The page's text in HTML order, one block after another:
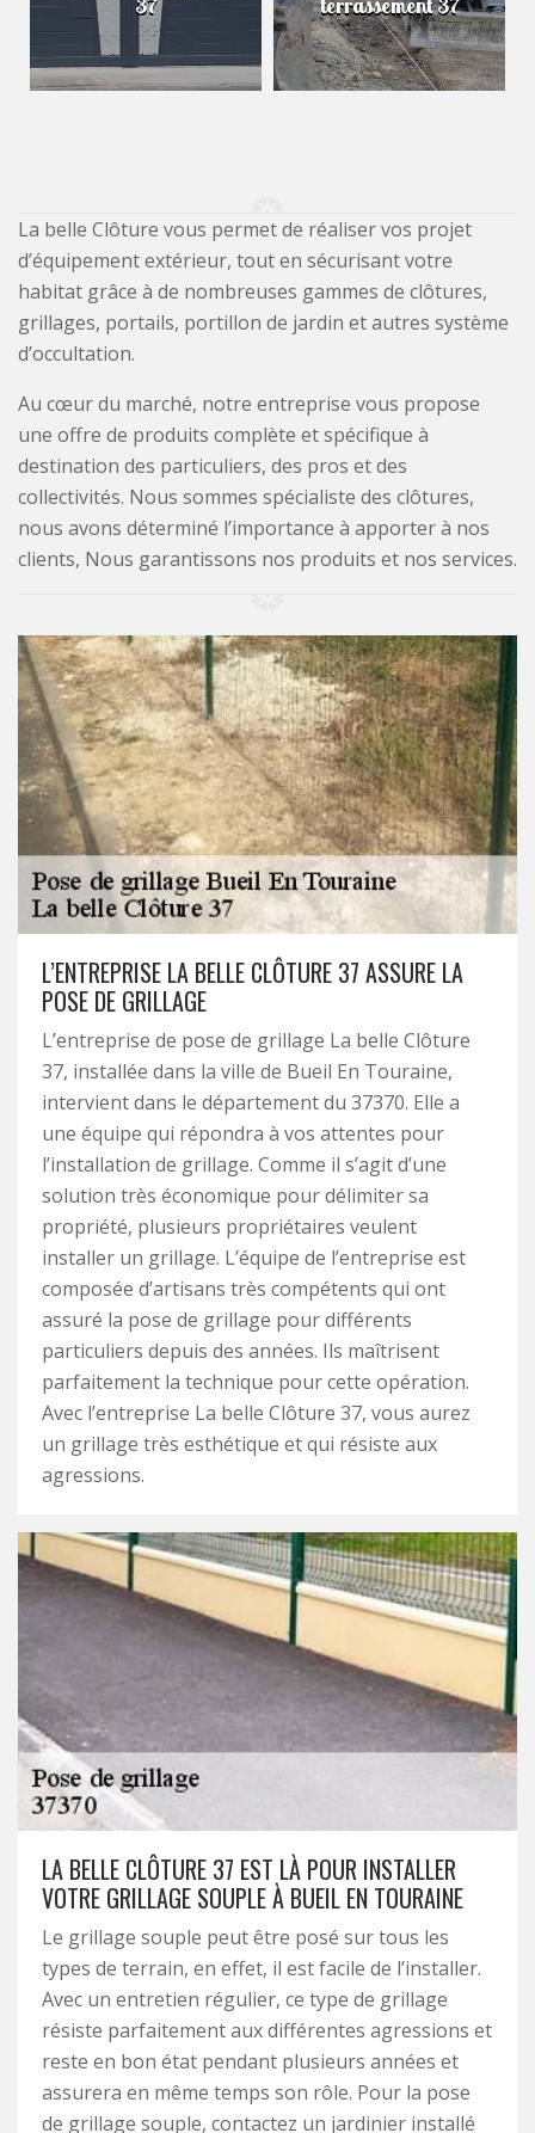
La belle Clôture vous permet de réaliser vos projet
d’équipement extérieur, tout en sécurisant votre
habitat grâce à de nombreuses gammes de clôtures,
grillages, portails, portillon de jardin et autres système
d’occultation.
Au cœur du marché, notre entreprise vous propose
une offre de produits complète et spécifique à
destination des particuliers, des pros et des
collectivités. Nous sommes spécialiste des clôtures,
nous avons déterminé l’importance à apporter à nos
clients, Nous garantissons nos produits et nos services.
L’ENTREPRISE LA BELLE CLÔTURE 37 ASSURE LA
POSE DE GRILLAGE
L’entreprise de pose de grillage La belle Clôture
37, installée dans la ville de Bueil En Touraine,
intervient dans le département du 37370. Elle a
une équipe qui répondra à vos attentes pour
l’installation de grillage. Comme il s’agit d’une
solution très économique pour délimiter sa
propriété, plusieurs propriétaires veulent
installer un grillage. L’équipe de l’entreprise est
composée d’artisans très compétents qui ont
assuré la pose de grillage pour différents
particuliers depuis des années. Ils maîtrisent
parfaitement la technique pour cette opération.
Avec l’entreprise La belle Clôture 37, vous aurez
un grillage très esthétique et qui résiste aux
agressions.
LA BELLE CLÔTURE 37 EST LÀ POUR INSTALLER
VOTRE GRILLAGE SOUPLE À BUEIL EN TOURAINE
Le grillage souple peut être posé sur tous les
types de terrain, en effet, il est facile de l’installer.
Avec un entretien régulier, ce type de grillage
résiste parfaitement aux différentes agressions et
reste en bon état pendant plusieurs années et
assurera en même temps son rôle. Pour la pose
de grillage souple, contactez un jardinier installé